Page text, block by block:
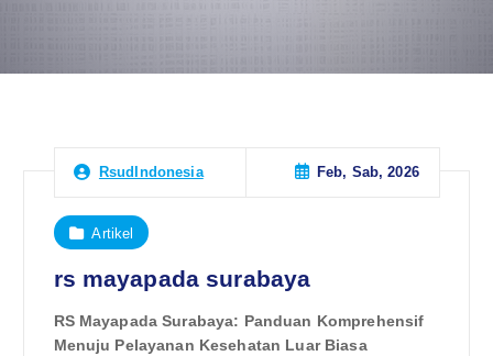
RsudIndonesia Feb, Sab, 2026
Artikel
rs mayapada surabaya
RS Mayapada Surabaya: Panduan Komprehensif
Menuju Pelayanan Kesehatan Luar Biasa